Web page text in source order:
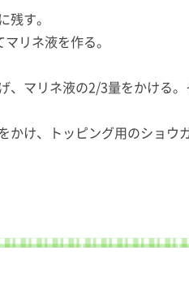
残す。
リネ液を作る。
マリネ液の2/3量をかける。
け、トッピング用のショウ